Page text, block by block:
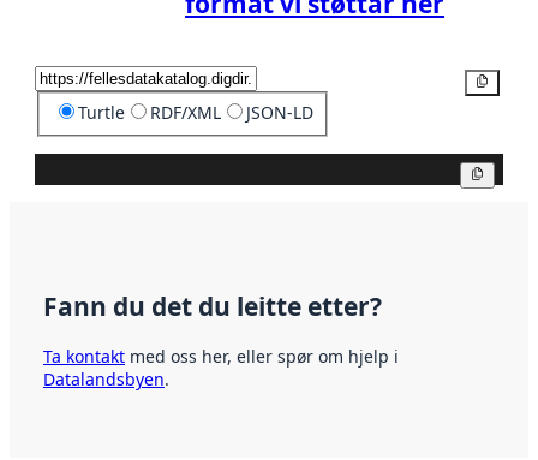
Turtle RDF/XML JSON-LD
Fann du det du leitte etter?
Ta kontakt med oss her, eller spør om hjelp i
Datalandsbyen.